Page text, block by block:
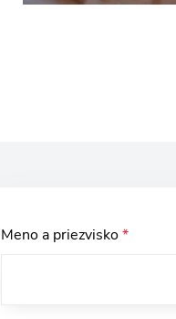
Meno a priezvisko*